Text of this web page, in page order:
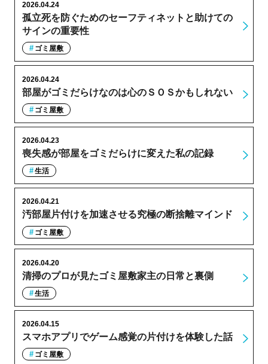
孤立死を防ぐためのセーフティネットと助けての
サインの重要性
2026.04.24
ゴミ屋敷
部屋がゴミだらけなのは心のＳＯＳかもしれない
2026.04.24
ゴミ屋敷
喪失感が部屋をゴミだらけに変えた私の記録
2026.04.23
生活
汚部屋片付けを加速させる究極の断捨離マインド
2026.04.21
ゴミ屋敷
清掃のプロが見たゴミ屋敷家主の日常と裏側
2026.04.20
生活
スマホアプリでゲーム感覚の片付けを体験した話
2026.04.15
ゴミ屋敷